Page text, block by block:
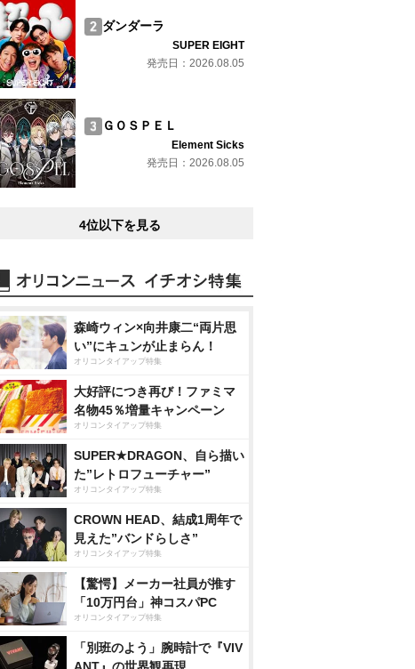
ダンダーラ
SUPER EIGHT
発売日：2026.08.05
ＧＯＳＰＥＬ
Element Sicks
発売日：2026.08.05
4位以下を見る
森崎ウィン×向井康二“両片思
い”にキュンが止まらん！
オリコンタイアップ特集
大好評につき再び！ファミマ
名物45％増量キャンペーン
オリコンタイアップ特集
SUPER★DRAGON、自ら描い
た”レトロフューチャー”
オリコンタイアップ特集
CROWN HEAD、結成1周年で
見えた”バンドらしさ”
オリコンタイアップ特集
【驚愕】メーカー社員が推す
「10万円台」神コスパPC
オリコンタイアップ特集
「別班のよう」腕時計で『VIV